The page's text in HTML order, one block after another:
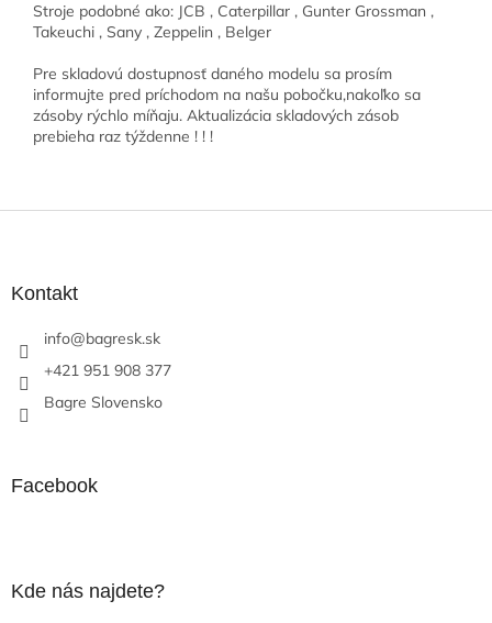
Stroje podobné ako: JCB , Caterpillar , Gunter Grossman ,
Takeuchi , Sany , Zeppelin , Belger
Pre skladovú dostupnosť daného modelu sa prosím
informujte pred príchodom na našu pobočku,nakoľko sa
zásoby rýchlo míňaju. Aktualizácia skladových zásob
prebieha raz týždenne ! ! !
Kontakt
info@bagresk.sk
+421 951 908 377
Bagre Slovensko
Facebook
Kde nás najdete?